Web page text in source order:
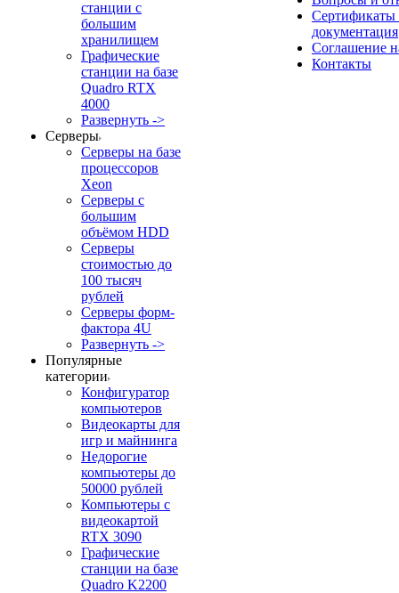
станции с
большим
хранилищем
Графические
станции на базе
Quadro RTX
4000
Развернуть ->
Серверы
Серверы на базе
процессоров
Xeon
Серверы с
большим
объёмом HDD
Серверы
стоимостью до
100 тысяч
рублей
Серверы форм-
фактора 4U
Развернуть ->
Популярные
категории
Конфигуратор
компьютеров
Видеокарты для
игр и майнинга
Недорогие
компьютеры до
50000 рублей
Компьютеры с
видеокартой
RTX 3090
Графические
станции на базе
Quadro K2200
Сертификаты
документация
Соглашение
Контакты